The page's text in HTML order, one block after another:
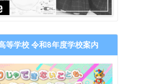
等学校 令和8年度学校案内